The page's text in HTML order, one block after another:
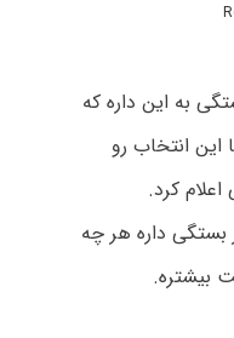
به این داره که
این انتخاب رو
کرد.
بستگی داره هر چه
بیشتره.